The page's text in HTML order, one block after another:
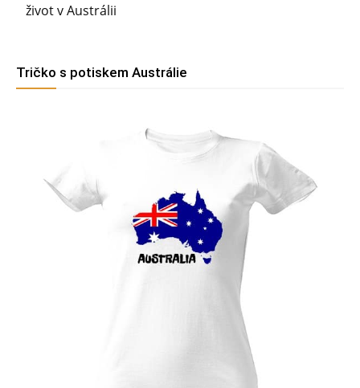
život v Austrálii
Tričko s potiskem Austrálie